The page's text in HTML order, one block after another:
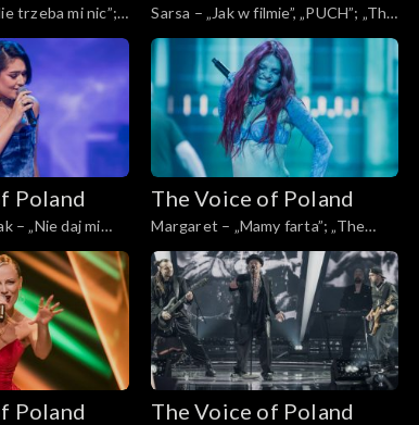
trzeba mi nic”;
Live, 23
Sarsa – „Jak w filmie”, „PUCH”; „The
Voice of Poland”, Live, 23 listopada
2024
Poland
– „Nie daj mi
of Poland”,
2024
The Voice of Poland
Margaret – „Mamy farta”; „The
Voice of Poland”, Live, 23 listopada
2024
Poland The Voice of Poland